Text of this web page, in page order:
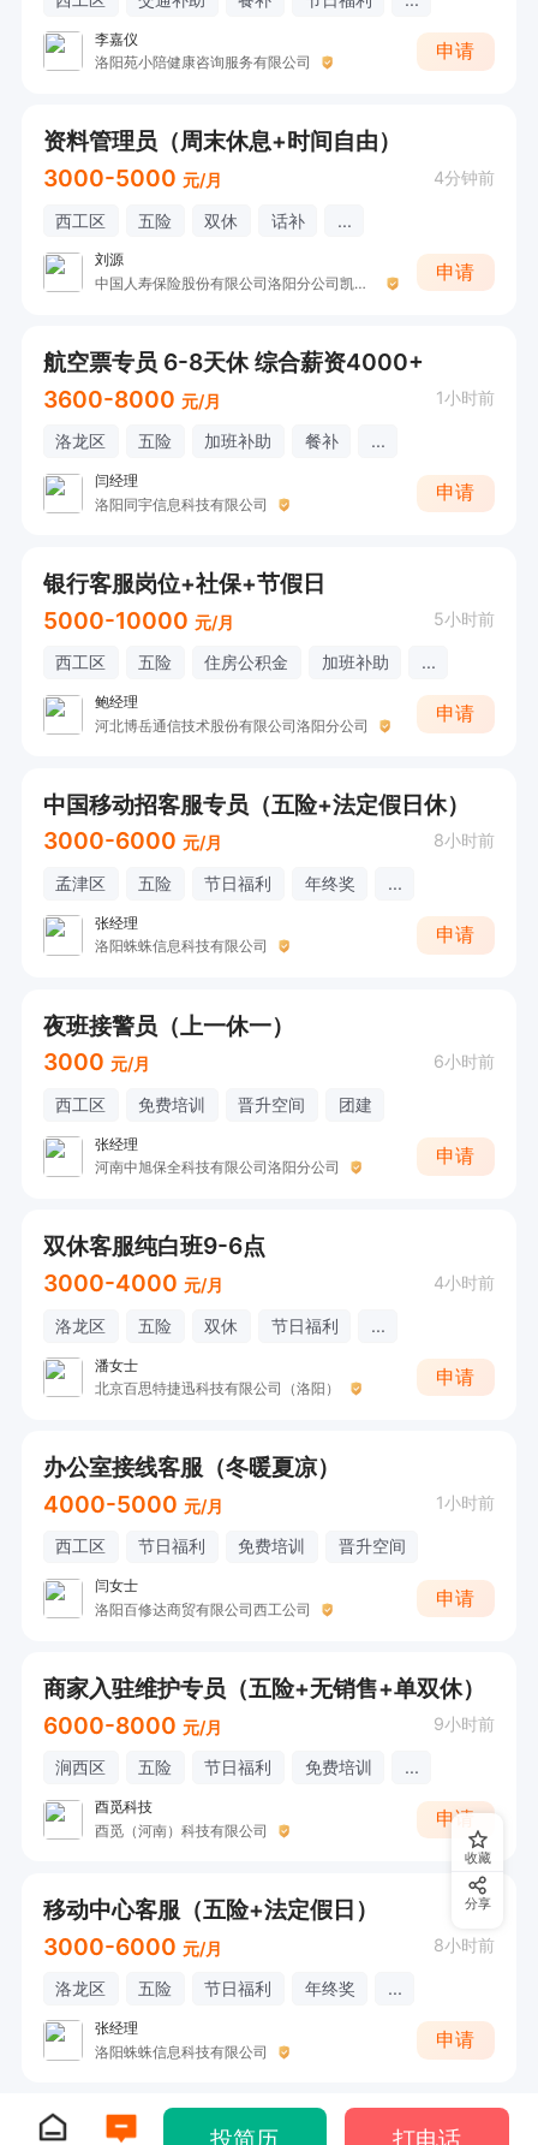
李嘉仪
洛阳苑小陪健康咨询服务有限公司
申请
资料管理员（周末休息+时间自由）
3000-5000 元/月 4分钟前
西工区 五险 双休 话补 ...
刘源
中国人寿保险股份有限公司洛阳分公司凯旋营销服务部收展二部
申请
航空票专员 6-8天休 综合薪资4000+
3600-8000 元/月 1小时前
洛龙区 五险 加班补助 餐补 ...
闫经理
洛阳同宇信息科技有限公司
申请
银行客服岗位+社保+节假日
5000-10000 元/月 5小时前
西工区 五险 住房公积金 加班补助 ...
鲍经理
河北博岳通信技术股份有限公司洛阳分公司
申请
中国移动招客服专员（五险+法定假日休）
3000-6000 元/月 8小时前
孟津区 五险 节日福利 年终奖 ...
张经理
洛阳蛛蛛信息科技有限公司
申请
夜班接警员（上一休一）
3000 元/月 6小时前
西工区 免费培训 晋升空间 团建
张经理
河南中旭保全科技有限公司洛阳分公司
申请
双休客服纯白班9-6点
3000-4000 元/月 4小时前
洛龙区 五险 双休 节日福利 ...
潘女士
北京百思特捷迅科技有限公司（洛阳）
申请
办公室接线客服（冬暖夏凉）
4000-5000 元/月 1小时前
西工区 节日福利 免费培训 晋升空间
闫女士
洛阳百修达商贸有限公司西工公司
申请
商家入驻维护专员（五险+无销售+单双休）
6000-8000 元/月 9小时前
涧西区 五险 节日福利 免费培训 ...
酉觅科技
酉觅（河南）科技有限公司
申请
移动中心客服（五险+法定假日）
3000-6000 元/月 8小时前
洛龙区 五险 节日福利 年终奖 ...
张经理
洛阳蛛蛛信息科技有限公司
申请
收藏
分享
投简历 打电话